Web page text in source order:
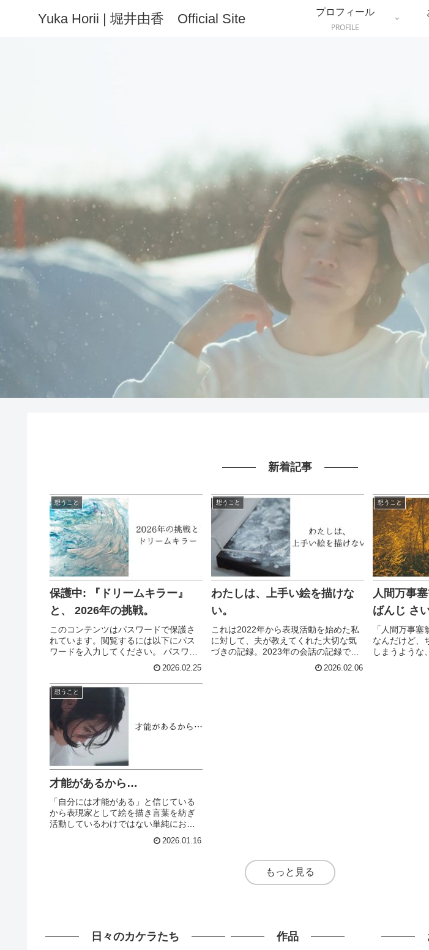
Yuka Horii | 堀井由香 Official Site
プロフィール
PROFILE
新着記事
想うこと
保護中: 『ドリームキラー』
と、 2026年の挑戦。
このコンテンツはパスワードで保護さ
れています。閲覧するには以下にパス
ワードを入力してください。 パスワー
2026.02.25
想うこと
わたしは、上手い絵を描けな
い。
これは2022年から表現活動を始めた私
に対して、夫が教えてくれた大切な気
づきの記録。2023年の会話の記録で
す。夫： ゆかはよく「上手い絵は描け
ない」って言うじゃん。上手い絵って
2026.02.06
想うこと
人間万事
ばんじ さ
「人間万事
なんだけど、
しまうような
うような出
ただから今
想うこと
才能があるから…
「自分には才能がある」と信じている
から表現家として絵を描き言葉を紡ぎ
活動しているわけではない単純にお金
な目的ならとっくに辞めているしもっ
2026.01.16
もっと見る
日々のカケラたち 作品